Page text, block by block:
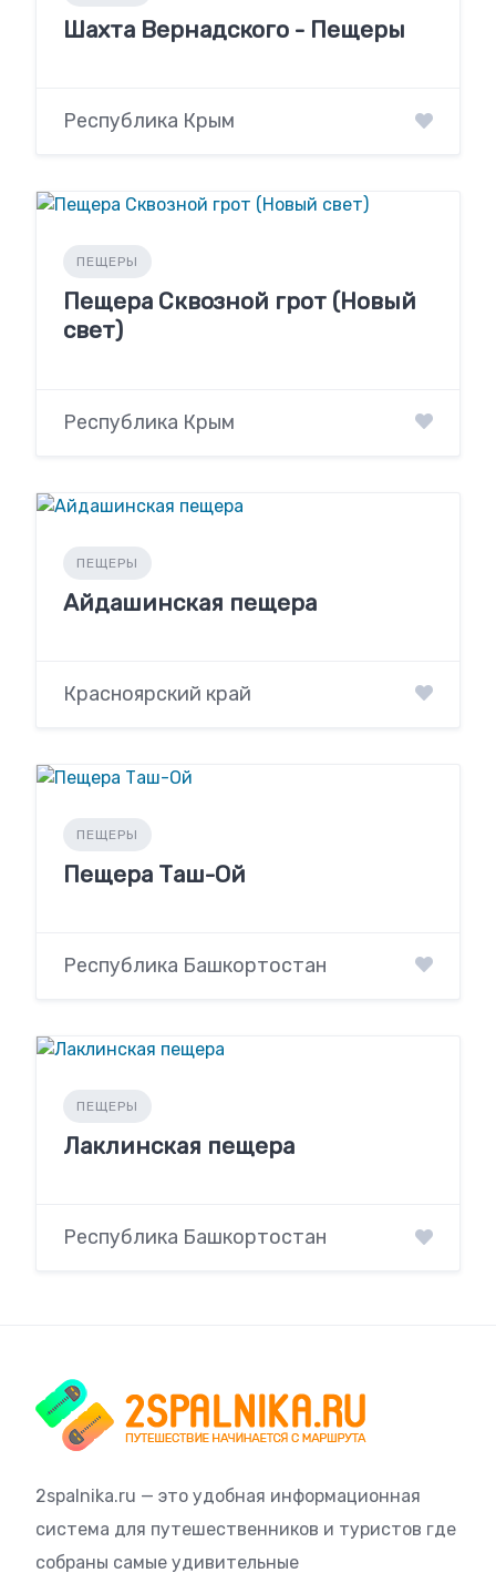
Шахта Вернадского - Пещеры
Республика Крым
ПЕЩЕРЫ
Пещера Сквозной грот (Новый
свет)
Республика Крым
ПЕЩЕРЫ
Айдашинская пещера
Красноярский край
ПЕЩЕРЫ
Пещера Таш-Ой
Республика Башкортостан
ПЕЩЕРЫ
Лаклинская пещера
Республика Башкортостан
2spalnika.ru — это удобная информационная
система для путешественников и туристов где
собраны самые удивительные